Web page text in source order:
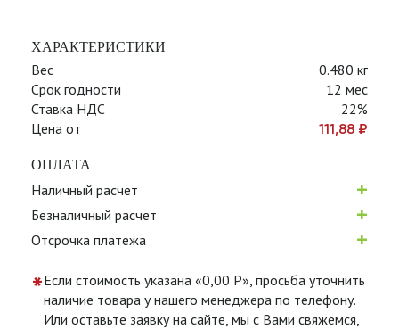
ХАРАКТЕРИСТИКИ
Вес
0.480 кг
Срок годности
12 мес
Ставка НДС
22%
Цена от
111,88 ₽
ОПЛАТА
Наличный расчет +
Безналичный расчет +
Отсрочка платежа +
*Если стоимость указана «0,00 Р», просьба уточнить
наличие товара у нашего менеджера по телефону.
Или оставьте заявку на сайте, мы с Вами свяжемся,